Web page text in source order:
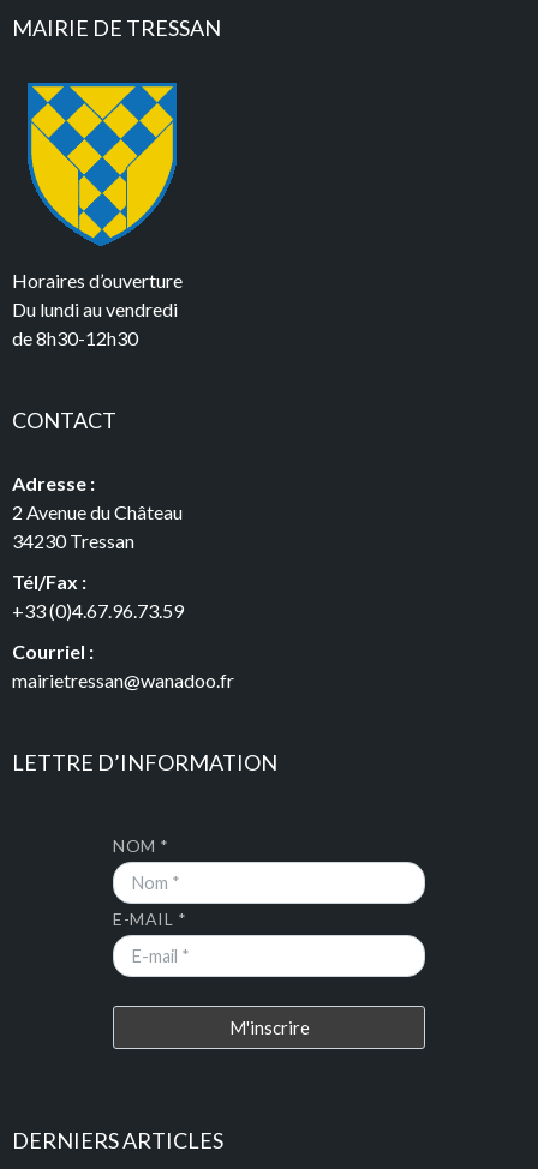
MAIRIE DE TRESSAN
Horaires d’ouverture
Du lundi au vendredi
de 8h30-12h30
CONTACT
Adresse :
2 Avenue du Château
34230 Tressan
Tél/Fax :
+33 (0)4.67.96.73.59
Courriel :
mairietressan@wanadoo.fr
LETTRE D’INFORMATION
NOM *
E-MAIL *
DERNIERS ARTICLES